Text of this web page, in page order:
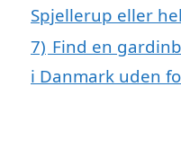
Spjellerup eller
7) Find en
i Danmark uden